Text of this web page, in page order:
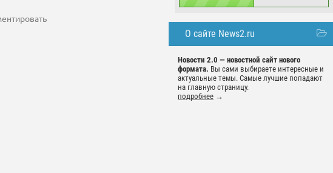
О сайте News2.ru
Новости 2.0 — новостной сайт нового
формата. Вы сами выбираете интересные и
актуальные темы. Самые лучшие попадают
на главную страницу.
подробнее →